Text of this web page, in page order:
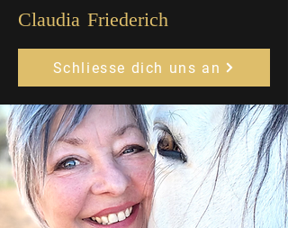
Claudia Friederich
Schliesse dich uns an